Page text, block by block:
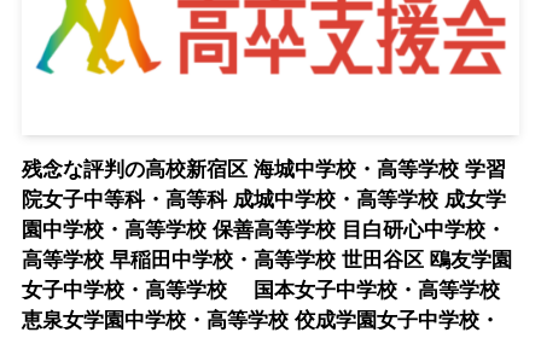
残念な評判の高校新宿区 海城中学校・高等学校 学習
院女子中等科・高等科 成城中学校・高等学校 成女学
園中学校・高等学校 保善高等学校 目白研心中学校・
高等学校 早稲田中学校・高等学校 世田谷区 鴎友学園
女子中学校・高等学校 国本女子中学校・高等学校
恵泉女学園中学校・高等学校 佼成学園女子中学校・